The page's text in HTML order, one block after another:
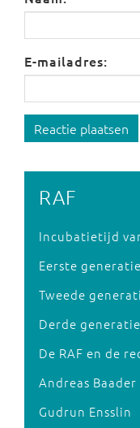
E-mailadres:
Reactie plaatsen
RAF
Incubatietijd
Eerste generatie
Tweede
Derde generatie
De RAF en de
Andreas Baader
Gudrun Ensslin